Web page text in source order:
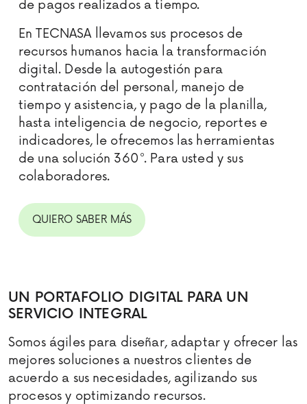
de pagos realizados a tiempo.
En TECNASA llevamos sus procesos de
recursos humanos hacia la transformación
digital. Desde la autogestión para
contratación del personal, manejo de
tiempo y asistencia, y pago de la planilla,
hasta inteligencia de negocio, reportes e
indicadores, le ofrecemos las herramientas
de una solución 360°. Para usted y sus
colaboradores.
QUIERO SABER MÁS
UN PORTAFOLIO DIGITAL PARA UN
SERVICIO INTEGRAL
Somos ágiles para diseñar, adaptar y ofrecer las
mejores soluciones a nuestros clientes de
acuerdo a sus necesidades, agilizando sus
procesos y optimizando recursos.